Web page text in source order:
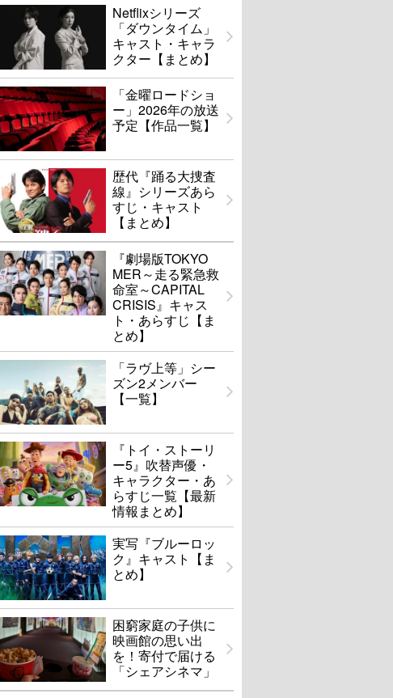
Netflixシリーズ
「ダウンタイム」
キャスト・キャラ
クター【まとめ】
「金曜ロードショ
ー」2026年の放送
予定【作品一覧】
歴代『踊る大捜査
線』シリーズあら
すじ・キャスト
【まとめ】
『劇場版TOKYO
MER～走る緊急救
命室～CAPITAL
CRISIS』キャス
ト・あらすじ【ま
とめ】
「ラヴ上等」シー
ズン2メンバー
【一覧】
『トイ・ストーリ
ー5』吹替声優・
キャラクター・あ
らすじ一覧【最新
情報まとめ】
実写『ブルーロッ
ク』キャスト【ま
とめ】
困窮家庭の子供に
映画館の思い出
を！寄付で届ける
「シェアシネマ」